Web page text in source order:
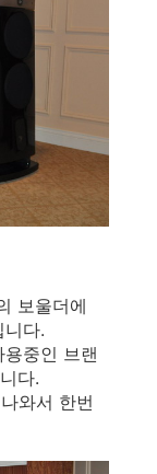
보울더에
다.
중인 브랜
다.
와서 한번